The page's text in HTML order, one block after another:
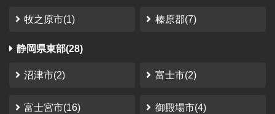
ちょっとちょっとって感じたかな。 家族向けに作ってる
格を下げてください。 特にソロキャン...
牧之原市(1) 榛原郡(7)
静岡県東部(28)
沼津市(2) 富士市(2)
富士宮市(16) 御殿場市(4)